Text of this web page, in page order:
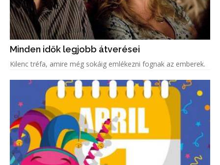
Minden idők legjobb átverései
Kilenc tréfa, amire még sokáig emlékezni fognak az emberek.